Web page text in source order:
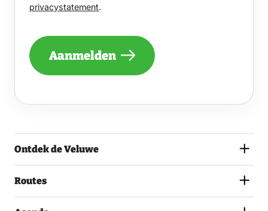
PER
EEN
ONTVANGEN
EN
HET
privacystatement.
Aanmelden
Ontdek de Veluwe
Routes